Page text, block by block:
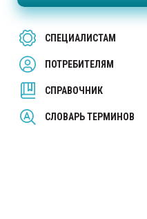
СПЕЦИАЛИСТАМ
ПОТРЕБИТЕЛЯМ
СПРАВОЧНИК
СЛОВАРЬ ТЕРМИНОВ